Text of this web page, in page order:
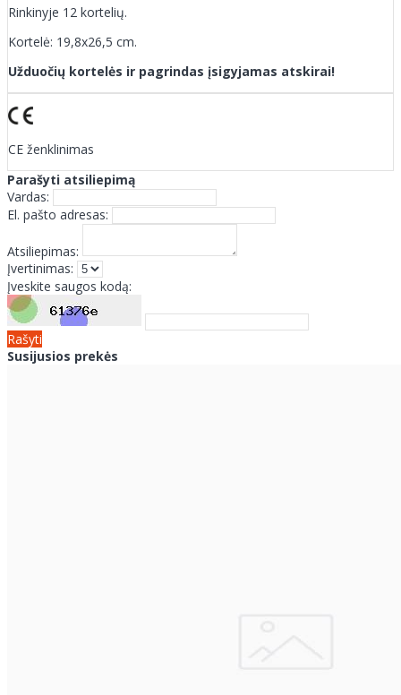
Rinkinyje 12 kortelių.
Kortelė: 19,8x26,5 cm.
Užduočių kortelės ir pagrindas įsigyjamas atskirai!
CE ženklinimas
Parašyti atsiliepimą
Vardas:
El. pašto adresas:
Atsiliepimas:
Įvertinimas:
Įveskite saugos kodą:
Rašyti
Susijusios prekės